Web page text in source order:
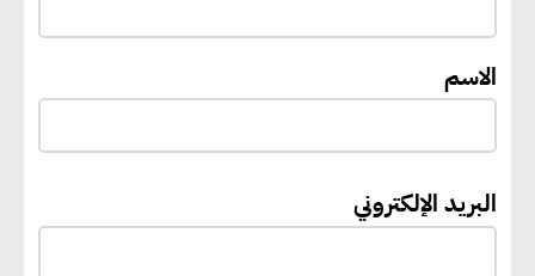
الاسم
البريد الإلكتروني
إيفل تستثمر ما يصل إلى 130
“بي إس آر” في مشروعات الطاقة